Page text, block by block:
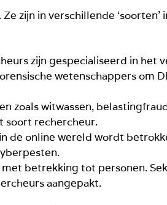
zijn in verschillende
zijn gespecialiseerd in het
wetenschappers om
zoals witwassen,
soort rechercheur.
de online wereld wordt
betrekking tot personen.
aangepakt.